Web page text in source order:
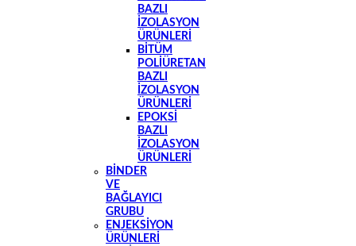
BAZLI
İZOLASYON
ÜRÜNLERI
BITÜM
POLIÜRETAN
BAZLI
İZOLASYON
ÜRÜNLERI
EPOKSI
BAZLI
İZOLASYON
ÜRÜNLERI
BINDER
VE
BAĞLAYICI
GRUBU
ENJEKSIYON
ÜRÜNLERI